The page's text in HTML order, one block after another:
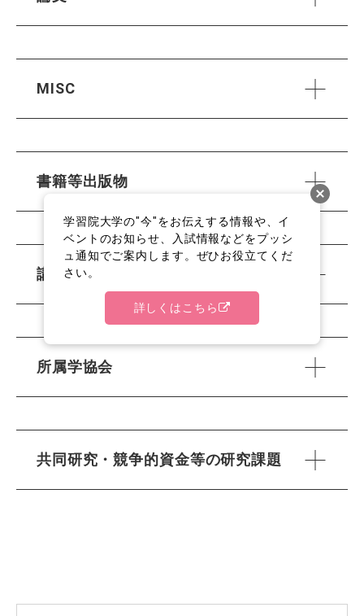
MISC
書籍等出版物
講演・口頭発表等
所属学協会
共同研究・競争的資金等の研究課題
学習院大学の"今"をお伝えする情報や、イ
ベントのお知らせ、入試情報などをプッシ
ュ通知でご案内します。ぜひお役立てくだ
さい。
詳しくはこちら